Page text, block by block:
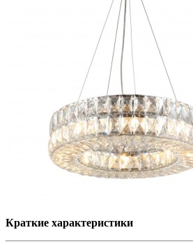
Краткие характеристики